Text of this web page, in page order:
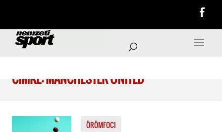
CÍMKE: MANCHESTER UNITED
ÖRÖMFOCI